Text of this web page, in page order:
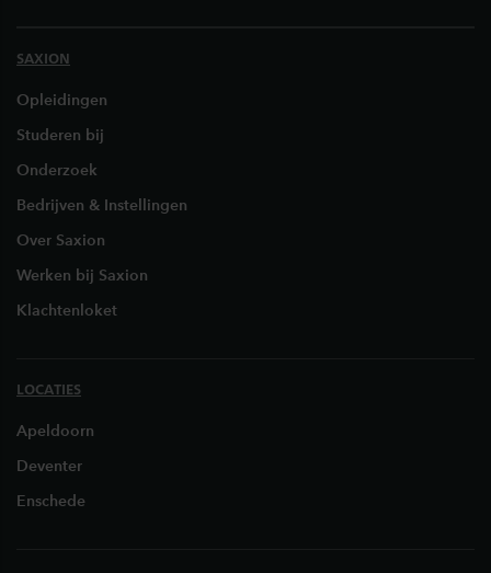
SAXION
Opleidingen
Studeren bij
Onderzoek
Bedrijven & Instellingen
Over Saxion
Werken bij Saxion
Klachtenloket
LOCATIES
Apeldoorn
Deventer
Enschede